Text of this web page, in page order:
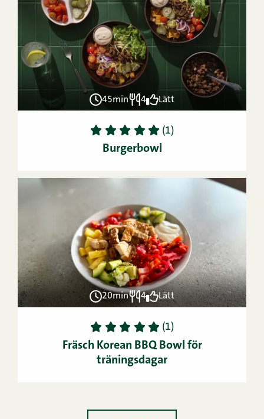
45min 4 Lätt
1 2 3 4 5 (1)
Burgerbowl
20min 4 Lätt
1 2 3 4 5 (1)
Fräsch Korean BBQ Bowl för
träningsdagar